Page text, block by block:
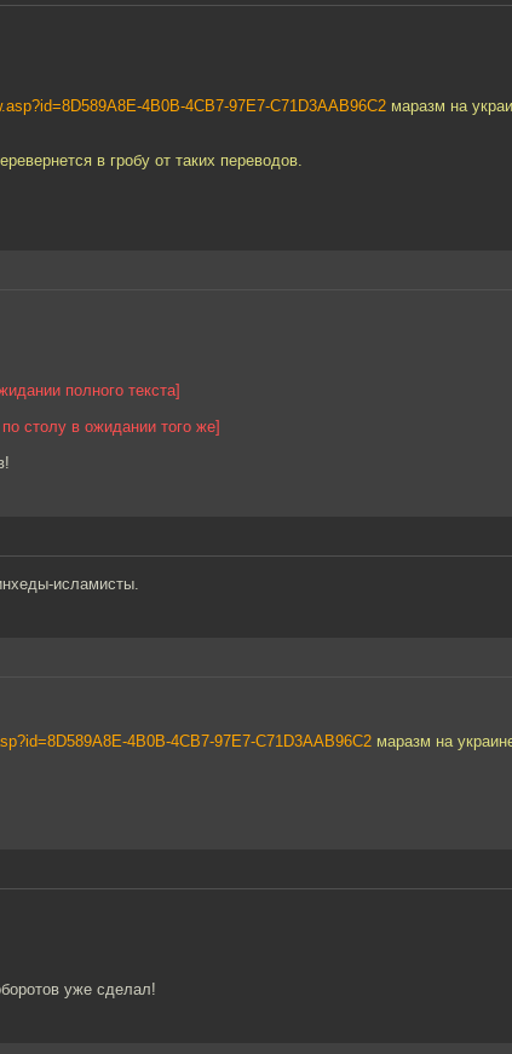
4B0B-4CB7-97E7-C71D3AAB96C2 маразм на
в гробу от таких переводов.
полного текста]
столу в ожидании того же]
исламисты.
4B0B-4CB7-97E7-C71D3AAB96C2 маразм на
уже сделал!